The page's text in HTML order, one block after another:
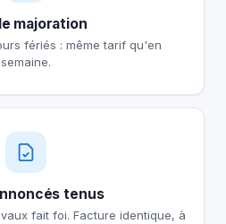
majoration
fériés : même tarif qu'en
semaine.
tenus
fait foi. Facture identique, à